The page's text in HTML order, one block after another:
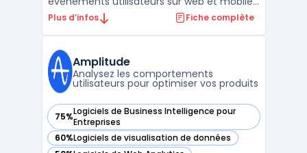
L’outil cible les équipes produit, marketing
et de la rétention client. L’accès direct aux
indicateurs d’ad ...
Plus d’infos Fiche complète
Amplitude
Analysez les comportements
utilisateurs pour optimiser vos produits
75%Logiciels de Business Intelligence pour
Entreprises
— voir Amplitude dans cette catégorie
60%Logiciels de visualisation de données
— voir Amplitude dans cette catégorie